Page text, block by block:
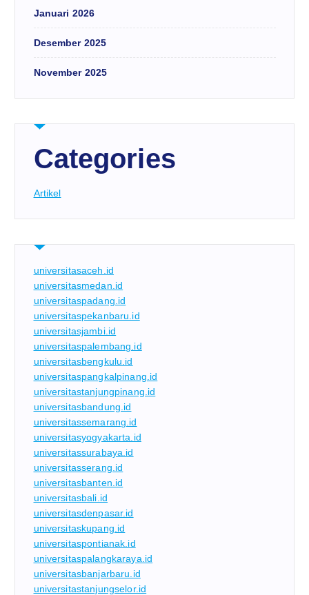
Januari 2026
Desember 2025
November 2025
Categories
Artikel
universitasaceh.id
universitasmedan.id
universitaspadang.id
universitaspekanbaru.id
universitasjambi.id
universitaspalembang.id
universitasbengkulu.id
universitaspangkalpinang.id
universitastanjungpinang.id
universitasbandung.id
universitassemarang.id
universitasyogyakarta.id
universitassurabaya.id
universitasserang.id
universitasbanten.id
universitasbali.id
universitasdenpasar.id
universitaskupang.id
universitaspontianak.id
universitaspalangkaraya.id
universitasbanjarbaru.id
universitastanjungselor.id